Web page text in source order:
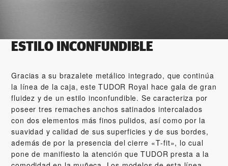
ESTILO INCONFUNDIBLE
Gracias a su brazalete metálico integrado, que continúa
la línea de la caja, este TUDOR Royal hace gala de gran
fluidez y de un estilo inconfundible. Se caracteriza por
poseer tres remaches anchos satinados intercalados
con dos elementos más finos pulidos, así como por la
suavidad y calidad de sus superficies y de sus bordes,
además de por la presencia del cierre «T‑fit», lo cual
pone de manifiesto la atención que TUDOR presta a la